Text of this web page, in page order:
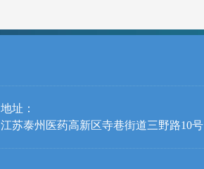
地址：
江苏泰州医药高新区寺巷街道三野路10号